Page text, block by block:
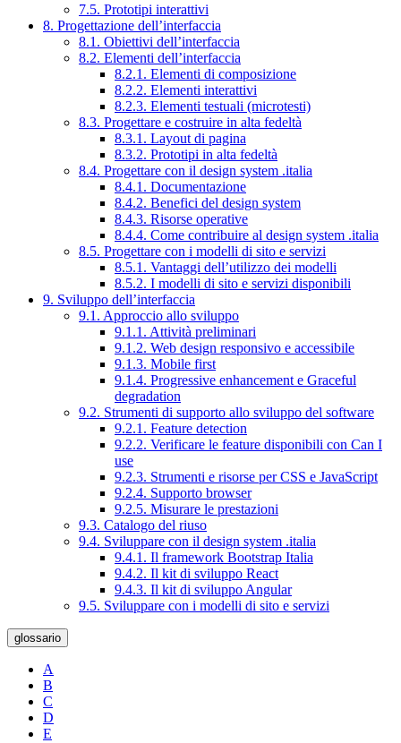
7.5. Prototipi interattivi
8. Progettazione dell’interfaccia
8.1. Obiettivi dell’interfaccia
8.2. Elementi dell’interfaccia
8.2.1. Elementi di composizione
8.2.2. Elementi interattivi
8.2.3. Elementi testuali (microtesti)
8.3. Progettare e costruire in alta fedeltà
8.3.1. Layout di pagina
8.3.2. Prototipi in alta fedeltà
8.4. Progettare con il design system .italia
8.4.1. Documentazione
8.4.2. Benefici del design system
8.4.3. Risorse operative
8.4.4. Come contribuire al design system .italia
8.5. Progettare con i modelli di sito e servizi
8.5.1. Vantaggi dell’utilizzo dei modelli
8.5.2. I modelli di sito e servizi disponibili
9. Sviluppo dell’interfaccia
9.1. Approccio allo sviluppo
9.1.1. Attività preliminari
9.1.2. Web design responsivo e accessibile
9.1.3. Mobile first
9.1.4. Progressive enhancement e Graceful
degradation
9.2. Strumenti di supporto allo sviluppo del software
9.2.1. Feature detection
9.2.2. Verificare le feature disponibili con Can I
use
9.2.3. Strumenti e risorse per CSS e JavaScript
9.2.4. Supporto browser
9.2.5. Misurare le prestazioni
9.3. Catalogo del riuso
9.4. Sviluppare con il design system .italia
9.4.1. Il framework Bootstrap Italia
9.4.2. Il kit di sviluppo React
9.4.3. Il kit di sviluppo Angular
9.5. Sviluppare con i modelli di sito e servizi
glossario
A
B
C
D
E